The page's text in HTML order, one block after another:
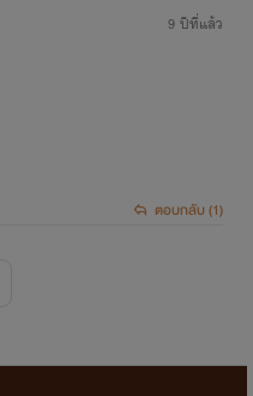
9 ปีที่แล้ว
ตอบกลับ (1)